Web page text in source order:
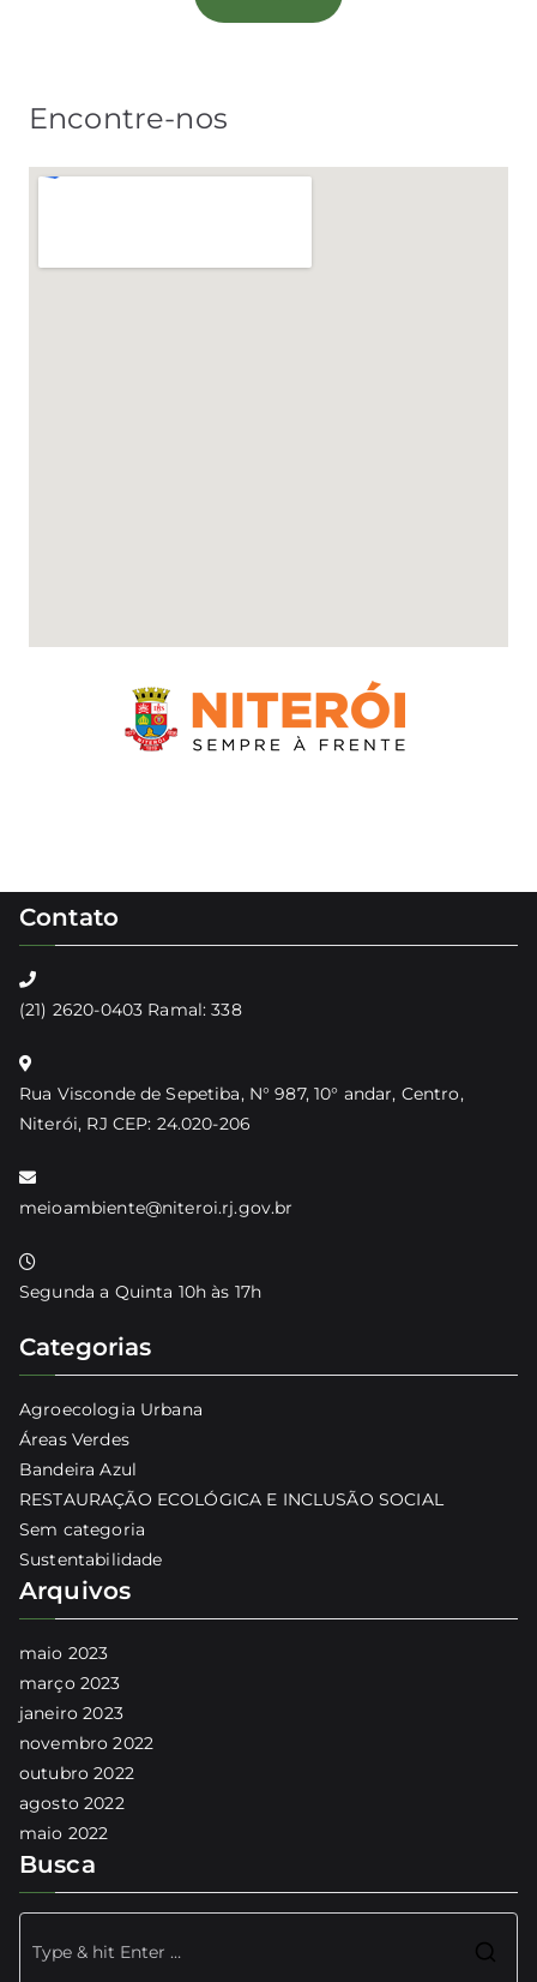
Encontre-nos
Contato
(21) 2620-0403 Ramal: 338
Rua Visconde de Sepetiba, N° 987, 10° andar, Centro,
Niterói, RJ CEP: 24.020-206
meioambiente@niteroi.rj.gov.br
Segunda a Quinta 10h às 17h
Categorias
Agroecologia Urbana
Áreas Verdes
Bandeira Azul
RESTAURAÇÃO ECOLÓGICA E INCLUSÃO SOCIAL
Sem categoria
Sustentabilidade
Arquivos
maio 2023
março 2023
janeiro 2023
novembro 2022
outubro 2022
agosto 2022
maio 2022
Busca